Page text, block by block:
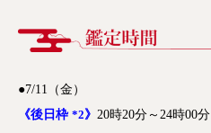
●7/11（金）
《後日枠 *2》 20時20分～24時00分